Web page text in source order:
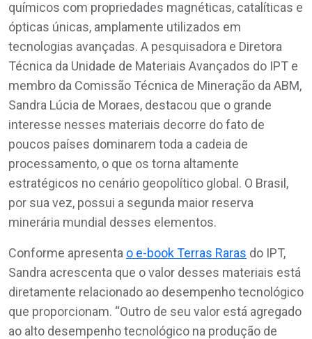
químicos com propriedades magnéticas, catalíticas e
ópticas únicas, amplamente utilizados em
tecnologias avançadas. A pesquisadora e Diretora
Técnica da Unidade de Materiais Avançados do IPT e
membro da Comissão Técnica de Mineração da ABM,
Sandra Lúcia de Moraes, destacou que o grande
interesse nesses materiais decorre do fato de
poucos países dominarem toda a cadeia de
processamento, o que os torna altamente
estratégicos no cenário geopolítico global. O Brasil,
por sua vez, possui a segunda maior reserva
minerária mundial desses elementos.
Conforme apresenta o e-book Terras Raras do IPT,
Sandra acrescenta que o valor desses materiais está
diretamente relacionado ao desempenho tecnológico
que proporcionam. “Outro de seu valor está agregado
ao alto desempenho tecnológico na produção de